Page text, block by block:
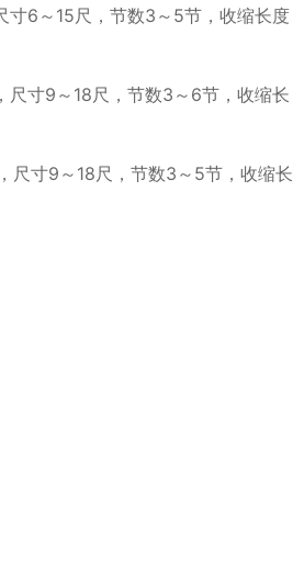
6～15尺，节数3～5节，收缩长度
寸9～18尺，节数3～6节，收缩长
尺寸9～18尺，节数3～5节，收缩长